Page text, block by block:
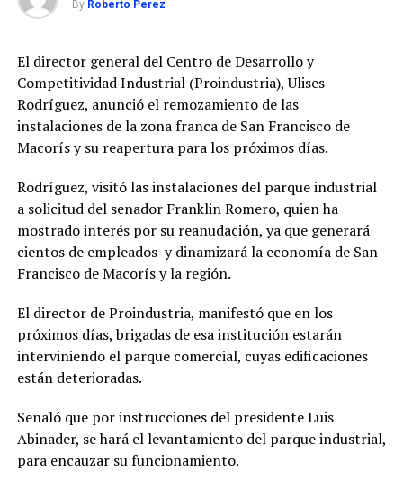
By Roberto Perez
El director general del Centro de Desarrollo y
Competitividad Industrial (Proindustria), Ulises
Rodríguez, anunció el remozamiento de las
instalaciones de la zona franca de San Francisco de
Macorís y su reapertura para los próximos días.
Rodríguez, visitó las instalaciones del parque industrial
a solicitud del senador Franklin Romero, quien ha
mostrado interés por su reanudación, ya que generará
cientos de empleados y dinamizará la economía de San
Francisco de Macorís y la región.
El director de Proindustria, manifestó que en los
próximos días, brigadas de esa institución estarán
interviniendo el parque comercial, cuyas edificaciones
están deterioradas.
Señaló que por instrucciones del presidente Luis
Abinader, se hará el levantamiento del parque industrial,
para encauzar su funcionamiento.